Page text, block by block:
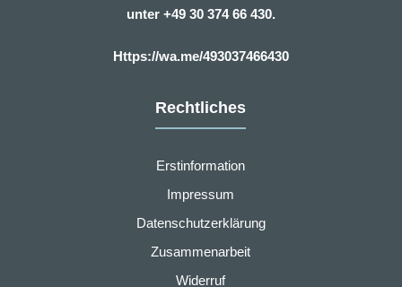
unter +49 30 374 66 430.
Https://wa.me/493037466430
Rechtliches
Erstinformation
Impressum
Datenschutzerklärung
Zusammenarbeit
Widerruf